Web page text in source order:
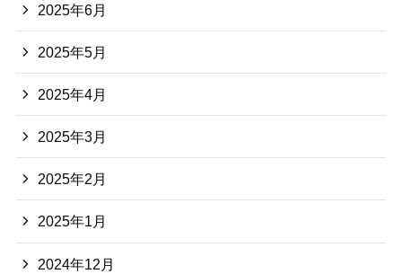
2025年6月
2025年5月
2025年4月
2025年3月
2025年2月
2025年1月
2024年12月